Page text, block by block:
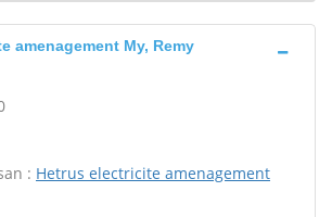
amenagement My, Remy
: Hetrus electricite amenagement